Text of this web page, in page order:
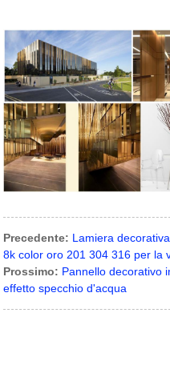
Precedente: Lamiera
8k color oro 201 304 316 per la
Prossimo: Pannello decorativo
effetto specchio d'acqua